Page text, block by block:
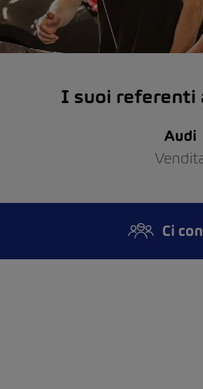
I suoi referenti
Audi
Ci